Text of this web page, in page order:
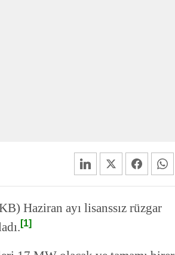
Haziran ayı lisanssız rüzgar
[1]